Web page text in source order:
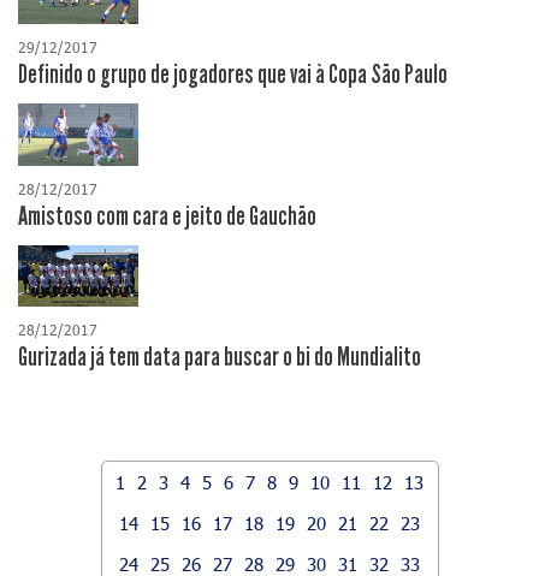
29/12/2017
Definido o grupo de jogadores que vai à Copa São Paulo
28/12/2017
Amistoso com cara e jeito de Gauchão
28/12/2017
Gurizada já tem data para buscar o bi do Mundialito
1 2 3 4 5 6 7 8 9 10 11 12
13
14
15 16 17 18 19 20 21 22
23
24
25 26 27 28 29 30 31 32
33